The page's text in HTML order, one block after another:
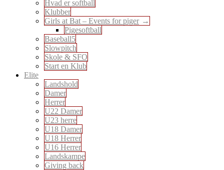
Hvad er softball
Klubber
Girls at Bat – Events for piger
Pigesoftball
Baseball5
Slowpitch
Skole & SFO
Start en Klub
Elite
Landshold
Damer
Herrer
U22 Damer
U23 herre
U18 Damer
U18 Herrer
U16 Herrer
Landskampe
Giving back